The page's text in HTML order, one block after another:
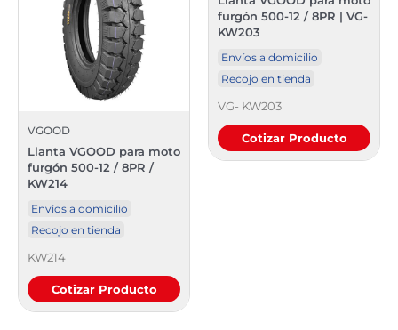
VGOOD
Llanta VGOOD para moto
furgón 500-12 / 8PR /
KW214
Envíos a domicilio
Recojo en tienda
KW214
Cotizar Producto
furgón 500-12 / 8PR | VG-
KW203
Envíos a domicilio
Recojo en tienda
VG- KW203
Cotizar Producto